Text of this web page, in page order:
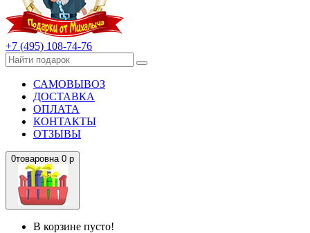
+7 (495) 108-74-76
САМОВЫВОЗ
ДОСТАВКА
ОПЛАТА
КОНТАКТЫ
ОТЗЫВЫ
0товаровна 0 р
В корзине пусто!